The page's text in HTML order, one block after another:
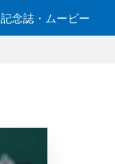
記念誌・ムービー